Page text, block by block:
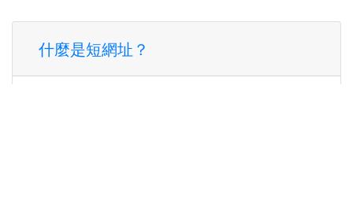
什麼是短網址？